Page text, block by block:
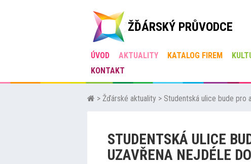
ŽĎÁRSKÝ PRŮVODCE
ÚVOD AKTUALITY KATALOG FIREM
KONTAKT
> Žďárské aktuality > Studentská ulice bude pro
STUDENTSKÁ ULICE
UZAVŘENA NEJDÉLE